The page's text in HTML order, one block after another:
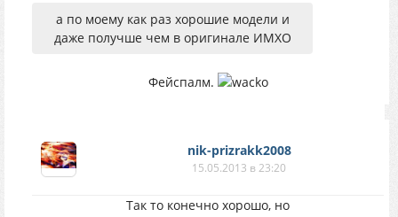
а по моему как раз хорошие модели и
даже получше чем в оригинале ИМХО
Фейспалм.
nik-prizrakk2008
15.05.2013 в 23:20
Так то конечно хорошо, но